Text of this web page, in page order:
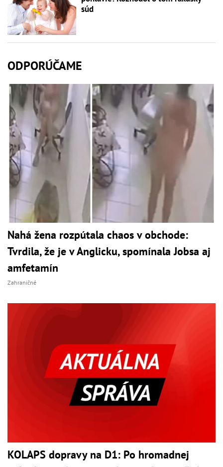
súd
ODPORÚČAME
Nahá žena rozpútala chaos v obchode:
Tvrdila, že je v Anglicku, spomínala Jobsa aj
amfetamín
Zahraničné
KOLAPS dopravy na D1: Po hromadnej